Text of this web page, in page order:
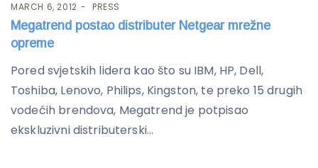
MARCH 6, 2012 PRESS
Megatrend postao distributer Netgear mrežne
opreme
Pored svjetskih lidera kao što su IBM, HP, Dell,
Toshiba, Lenovo, Philips, Kingston, te preko 15 drugih
vodećih brendova, Megatrend je potpisao
ekskluzivni distributerski...